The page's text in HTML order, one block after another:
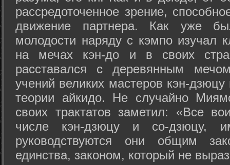
рассредоточенное зрение,
движение партнера. Как уже
молодости наряду с кэмпо изучал
на мечах кэн-до и в своих
расставался с деревянным
учений великих мастеров кэн-
теории айкидо. Не случайно
своих трактатов заметил: «Все
числе кэн-дзюцу и со-дзюцу,
руководствуются они общим
единства, законом, который не